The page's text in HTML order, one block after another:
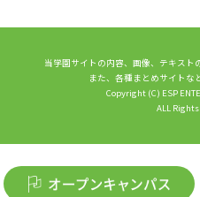
当学園サイトの内容、画像、テキスト
また、各種まとめサイトな
Copyright (C) ESP
ALL